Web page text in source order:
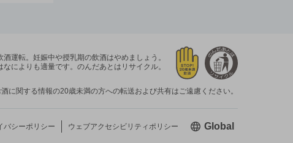
運転。 妊娠中や授乳期の飲酒はやめましょう。
なによりも適量です。 のんだあとはリサイクル。
酒に関する情報の20歳未満の方への転送および共有はご遠慮ください。
バシーポリシー ウェブアクセシビリティ ポリシー Global新しいウィ